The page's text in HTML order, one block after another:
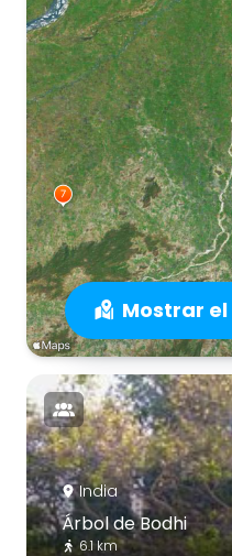
Mostrar
India
Árbol de Bodhi
6.1 km